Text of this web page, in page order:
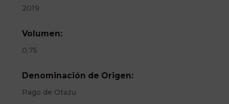
2019
Volumen:
0,75
Denominación de Origen:
Pago de Otazu